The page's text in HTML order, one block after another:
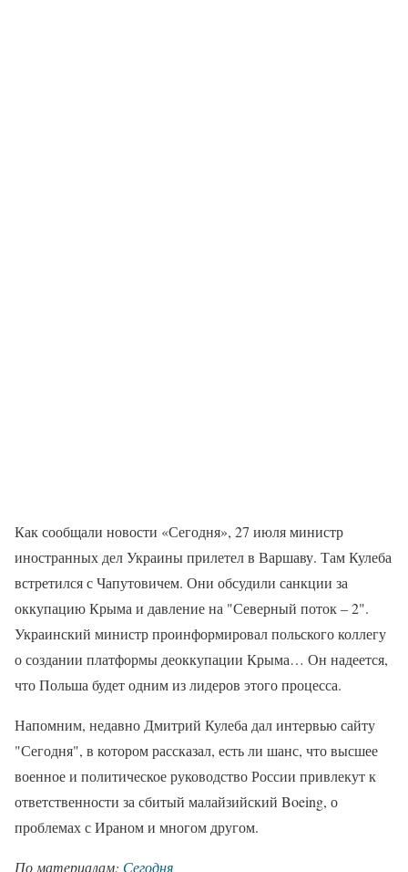
Как сообщали новости «Сегодня», 27 июля министр
иностранных дел Украины прилетел в Варшаву. Там Кулеба
встретился с Чапутовичем. Они обсудили санкции за
оккупацию Крыма и давление на "Северный поток – 2".
Украинский министр проинформировал польского коллегу
о создании платформы деоккупации Крыма… Он надеется,
что Польша будет одним из лидеров этого процесса.
Напомним, недавно Дмитрий Кулеба дал интервью сайту
"Сегодня", в котором рассказал, есть ли шанс, что высшее
военное и политическое руководство России привлекут к
ответственности за сбитый малайзийский Boeing, о
проблемах с Ираном и многом другом.
По материалам: Сегодня